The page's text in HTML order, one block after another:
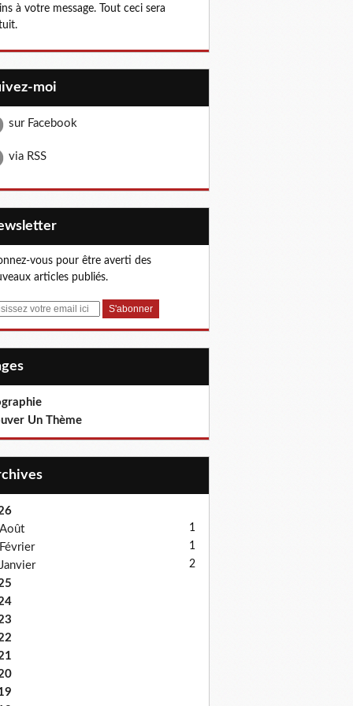
à votre message. Tout ceci sera
moi
sur Facebook
via RSS
vous pour être averti des
articles publiés.
Un Thème
Août
1
Février 1
Janvier 2